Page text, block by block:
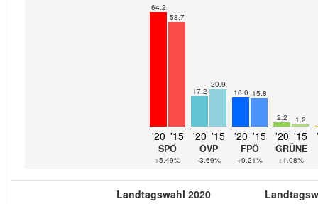
64.2
58.7
'20 '15
SPÖ
+5.49%
17.2
20.9
'20 '15
ÖVP
-3.69%
16.0 15.8
'20 '15
FPÖ
+0.21%
2.2 1.2
'20 '15
GRÜNE
+1.08%
Landtagswahl 2020